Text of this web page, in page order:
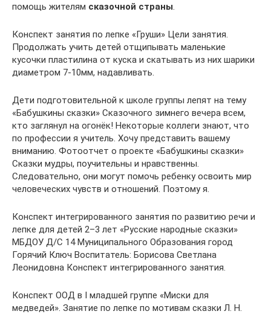
помощь жителям сказочной страны.
Конспект занятия по лепке «Груши» Цели занятия.
Продолжать учить детей отщипывать маленькие
кусочки пластилина от куска и скатывать из них шарики
диаметром 7-10мм, надавливать.
Дети подготовительной к школе группы лепят на тему
«Бабушкины сказки» Сказочного зимнего вечера всем,
кто заглянул на огонёк! Некоторые коллеги знают, что
по профессии я учитель. Хочу представить вашему
вниманию. Фотоотчет о проекте «Бабушкины сказки»
Сказки мудры, поучительны и нравственны.
Следовательно, они могут помочь ребенку освоить мир
человеческих чувств и отношений. Поэтому я.
Конспект интегрированного занятия по развитию речи и
лепке для детей 2–3 лет «Русские народные сказки»
МБДОУ Д/С 14 Муниципального Образования город
Горячий Ключ Воспитатель: Борисова Светлана
Леонидовна Конспект интегрированного занятия.
Конспект ООД в I младшей группе «Миски для
медведей». Занятие по лепке по мотивам сказки Л. Н.